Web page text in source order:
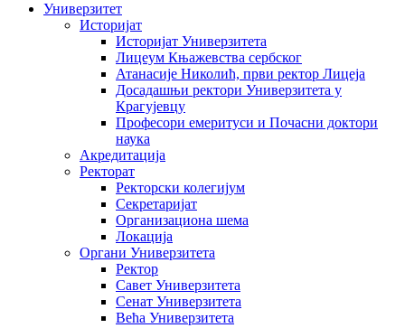
Универзитет
Историјат
Историјат Универзитета
Лицеум Књажевства сербског
Атанасије Николић, први ректор Лицеја
Досадашњи ректори Универзитета у
Крагујевцу
Професори емеритуси и Почасни доктори
наука
Акредитација
Ректорат
Ректорски колегијум
Секретаријат
Организациона шема
Локација
Органи Универзитета
Ректор
Савет Универзитета
Сенат Универзитета
Већа Универзитета